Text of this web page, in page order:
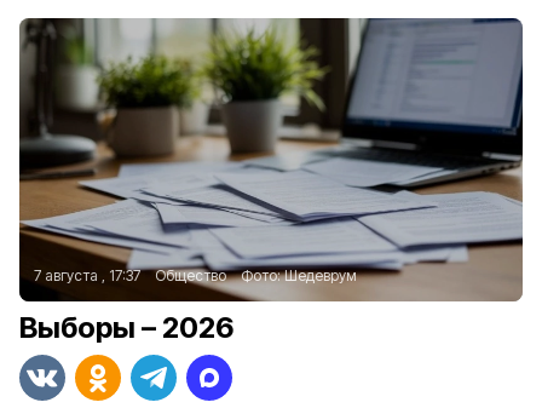
7 августа , 17:37 Общество Фото:Шедеврум
Выборы – 2026